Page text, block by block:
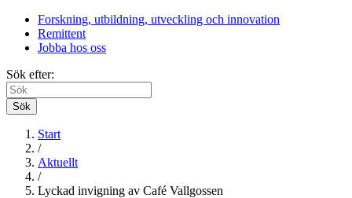
Forskning, utbildning, utveckling och innovation
Remittent
Jobba hos oss
Sök efter:
Sök
Start
/
Aktuellt
/
Lyckad invigning av Café Vallgossen